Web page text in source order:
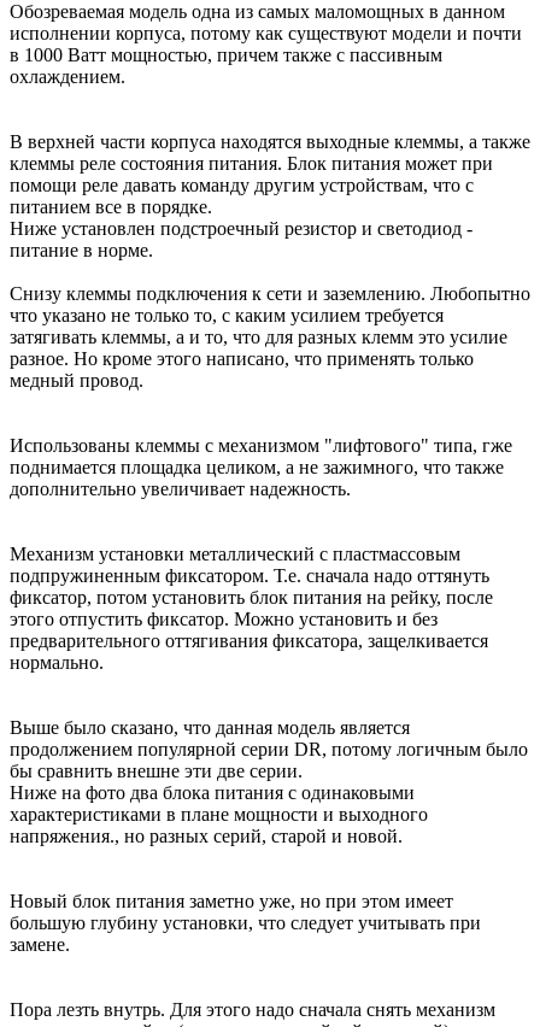
Обозреваемая модель одна из самых маломощных в данном
исполнении корпуса, потому как существуют модели и почти
в 1000 Ватт мощностью, причем также с пассивным
охлаждением.
В верхней части корпуса находятся выходные клеммы, а также
клеммы реле состояния питания. Блок питания может при
помощи реле давать команду другим устройствам, что с
питанием все в порядке.
Ниже установлен подстроечный резистор и светодиод -
питание в норме.
Снизу клеммы подключения к сети и заземлению. Любопытно
что указано не только то, с каким усилием требуется
затягивать клеммы, а и то, что для разных клемм это усилие
разное. Но кроме этого написано, что применять только
медный провод.
Использованы клеммы с механизмом "лифтового" типа, гже
поднимается площадка целиком, а не зажимного, что также
дополнительно увеличивает надежность.
Механизм установки металлический с пластмассовым
подпружиненным фиксатором. Т.е. сначала надо оттянуть
фиксатор, потом установить блок питания на рейку, после
этого отпустить фиксатор. Можно установить и без
предварительного оттягивания фиксатора, защелкивается
нормально.
Выше было сказано, что данная модель является
продолжением популярной серии DR, потому логичным было
бы сравнить внешне эти две серии.
Ниже на фото два блока питания с одинаковыми
характеристиками в плане мощности и выходного
напряжения., но разных серий, старой и новой.
Новый блок питания заметно уже, но при этом имеет
большую глубину установки, что следует учитывать при
замене.
Пора лезть внутрь. Для этого надо сначала снять механизм